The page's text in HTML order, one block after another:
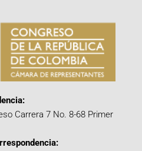
Carrera 7 No. 8-68 Primer